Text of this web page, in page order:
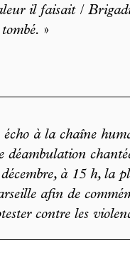
il faisait /
»
à la chaîne
déambulation
à 15 h, la
afin de
contre les